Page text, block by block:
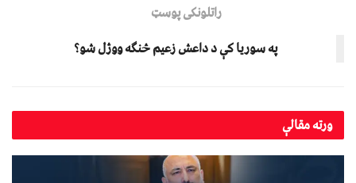
راتلونکی پوسټ
په سوريا کې د داعش زعيم څنګه ووژل شو؟
ورتهمقالې